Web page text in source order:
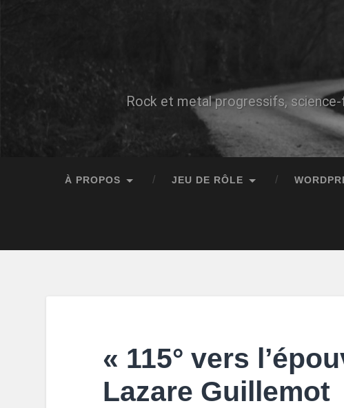
Rock et metal progressifs,
À PROPOS JEU DE RÔLE
« 115° vers
Lazare Guillemot